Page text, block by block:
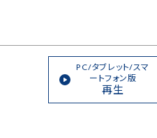
PC/タブレット/スマ
ートフォン版
再生